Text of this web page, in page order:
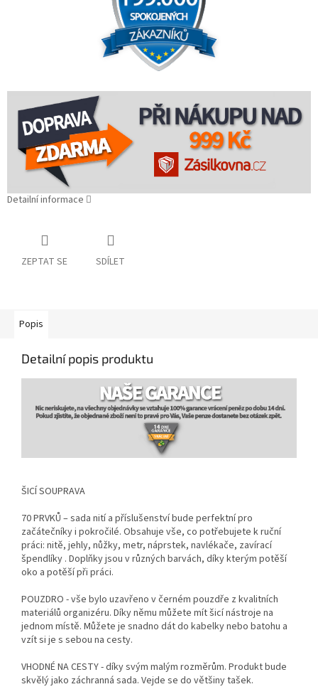
Detailní informace
ZEPTAT SE SDÍLET
Popis
Detailní popis produktu
ŠICÍ SOUPRAVA
70 PRVKŮ – sada nití a příslušenství bude perfektní pro
začátečníky i pokročilé. Obsahuje vše, co potřebujete k ruční
práci: nitě, jehly, nůžky, metr, náprstek, navlékače, zavírací
špendlíky . Doplňky jsou v různých barvách, díky kterým potěší
oko a potěší při práci.
POUZDRO - vše bylo uzavřeno v černém pouzdře z kvalitních
materiálů organizéru. Díky němu můžete mít šicí nástroje na
jednom místě. Můžete je snadno dát do kabelky nebo batohu a
vzít si je s sebou na cesty.
VHODNÉ NA CESTY - díky svým malým rozměrům. Produkt bude
skvělý jako záchranná sada. Vejde se do většiny tašek.